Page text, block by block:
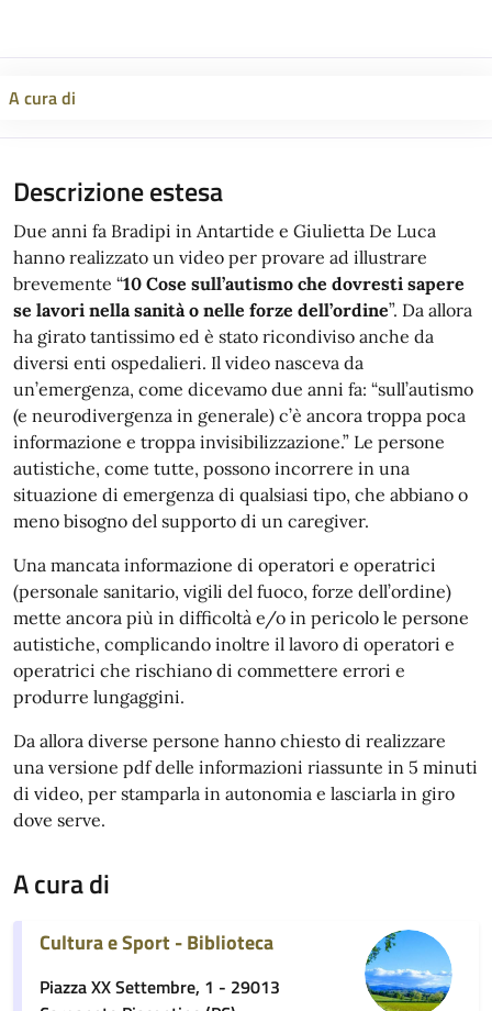
A cura di
Descrizione estesa
Due anni fa Bradipi in Antartide e Giulietta De Luca
hanno realizzato un video per provare ad illustrare
brevemente “10 Cose sull’autismo che dovresti sapere
se lavori nella sanità o nelle forze dell’ordine”. Da allora
ha girato tantissimo ed è stato ricondiviso anche da
diversi enti ospedalieri. Il video nasceva da
un’emergenza, come dicevamo due anni fa: “sull’autismo
(e neurodivergenza in generale) c’è ancora troppa poca
informazione e troppa invisibilizzazione.” Le persone
autistiche, come tutte, possono incorrere in una
situazione di emergenza di qualsiasi tipo, che abbiano o
meno bisogno del supporto di un caregiver.
Una mancata informazione di operatori e operatrici
(personale sanitario, vigili del fuoco, forze dell’ordine)
mette ancora più in difficoltà e/o in pericolo le persone
autistiche, complicando inoltre il lavoro di operatori e
operatrici che rischiano di commettere errori e
produrre lungaggini.
Da allora diverse persone hanno chiesto di realizzare
una versione pdf delle informazioni riassunte in 5 minuti
di video, per stamparla in autonomia e lasciarla in giro
dove serve.
A cura di
Cultura e Sport - Biblioteca
Piazza XX Settembre, 1 - 29013